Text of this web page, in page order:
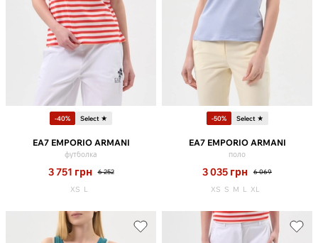
-40% Select ★
EA7 EMPORIO ARMANI
футболка
3 751 грн 6 252
XS L
-50% Select ★
EA7 EMPORIO ARMANI
поло
3 035 грн 6 069
XS S M L XL